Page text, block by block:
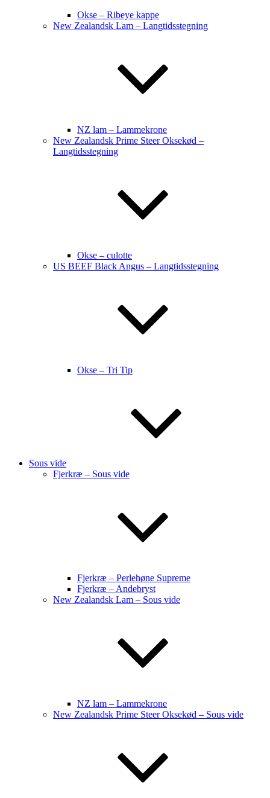
Okse – Ribeye kappe
New Zealandsk Lam – Langtidsstegning
NZ lam – Lammekrone
New Zealandsk Prime Steer Oksekød –
Langtidsstegning
Okse – culotte
US BEEF Black Angus – Langtidsstegning
Okse – Tri Tip
Sous vide
Fjerkræ – Sous vide
Fjerkræ – Perlehøne Supreme
Fjerkræ – Andebryst
New Zealandsk Lam – Sous vide
NZ lam – Lammekrone
New Zealandsk Prime Steer Oksekød – Sous vide